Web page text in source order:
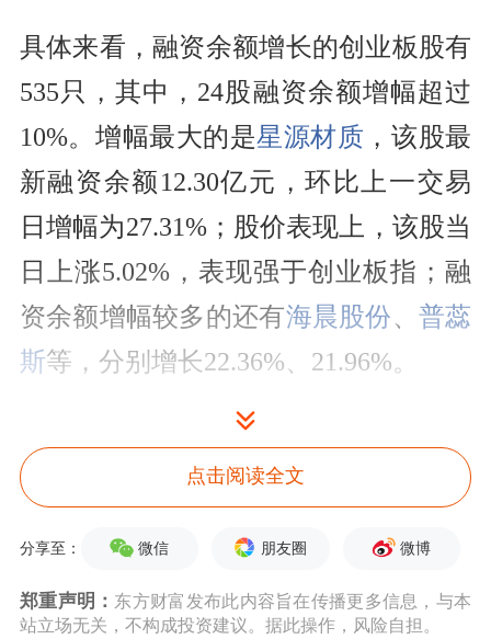
具体来看，融资余额增长的创业板股有
535只，其中，24股融资余额增幅超过
10%。增幅最大的是星源材质 ，该股最
新融资余额12.30亿元，环比上一交易
日增幅为27.31%；股价表现上，该股当
日上涨5.02%，表现强于创业板指；融
资余额增幅较多的还有海晨股份、 普蕊
斯等，分别增长22.36%、21.96%。
融资余额增幅10%以上的个股中，从市
场表现来看，当日平均上涨5.82%，上
涨的有18只，涨停的有海晨股份、濮阳
惠成等3只，涨幅居前的有 激智科技
普蕊斯、晓鸣股份，涨幅分别为
点击阅读全文
分享至： 微信 朋友圈 微博
郑重声明： 东方财富发布此内容旨在传播更多信息，与本
站立场无关，不构成投资建议。据此操作，风险自担。